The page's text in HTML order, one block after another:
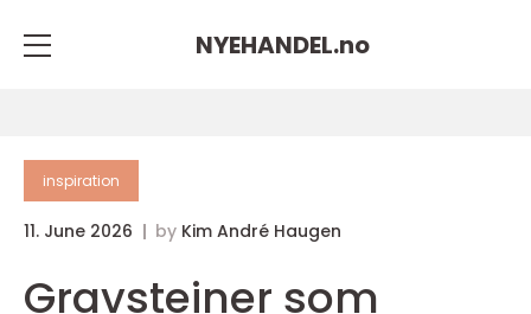
NYEHANDEL.no
inspiration
11. June 2026 by Kim André Haugen
Gravsteiner som